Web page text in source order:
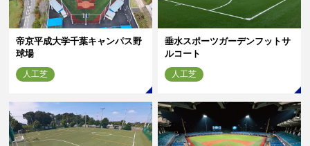
帝京平成大学千葉キャンパス野
球場
人工芝
垂水スポーツガーデンフットサ
ルコート
人工芝